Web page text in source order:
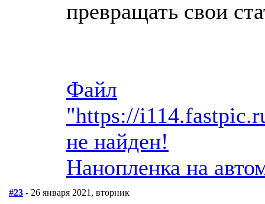
превращать свои
Файл
"https://
не найден!
Нанопленка на
#23 - 26 января 2021, вторник